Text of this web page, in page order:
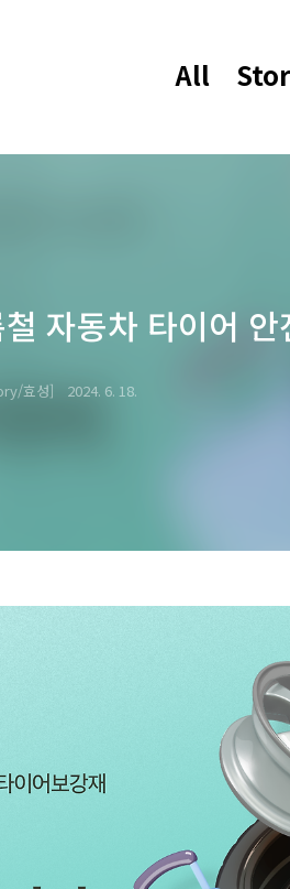
All
자동차 타이어
효성 2024. 6. 18.